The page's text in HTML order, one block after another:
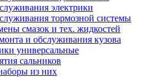
электрики
тормозной системы
смазок и тех. жидкостей
и обслуживания кузова
универсальные
сальников
из них